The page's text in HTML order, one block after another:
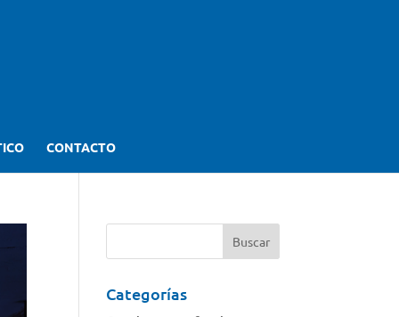
CONTACTO
Categorías